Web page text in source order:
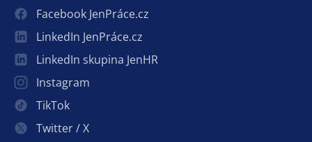
Facebook JenPráce.cz
LinkedIn JenPráce.cz
LinkedIn skupina JenHR
Instagram
TikTok
Twitter / X